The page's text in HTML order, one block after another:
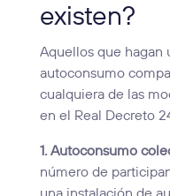
existen?
Aquellos que hagan
autoconsumo
cualquiera de las
en el Real Decreto
1. Autoconsumo
número de